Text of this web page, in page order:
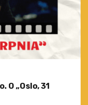
O „Oslo, 31